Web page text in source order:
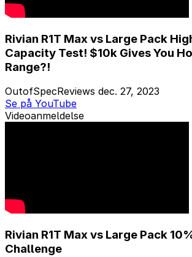
Rivian R1T Max vs Large Pack
Capacity Test! $10k Gives You
Range?!
OutofSpecReviews dec. 27, 2023
Se på YouTube
Videoanmeldelse
Rivian R1T Max vs Large Pack
Challenge